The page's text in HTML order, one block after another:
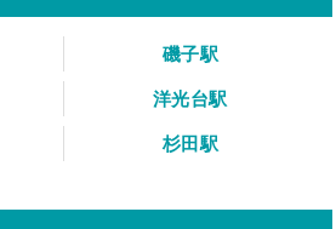
磯子駅
洋光台駅
杉田駅